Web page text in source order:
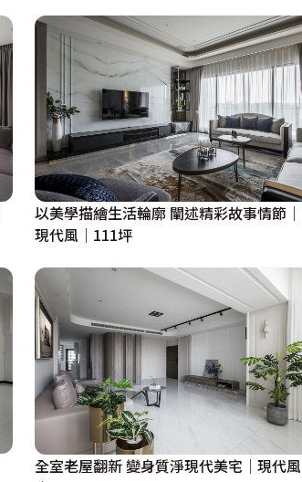
以美學描繪生活輪廓 闡述精彩故事情節｜
現代風｜111坪
全室老屋翻新 變身質淨現代美宅│現代風